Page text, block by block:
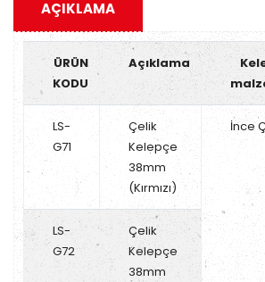
AÇIKLAMA
ÜRÜN
KODU
Açıklama
LS-
G71
Çelik
Kelepçe
38mm
(Kırmızı)
İnce
LS-
G72
Çelik
Kelepçe
38mm